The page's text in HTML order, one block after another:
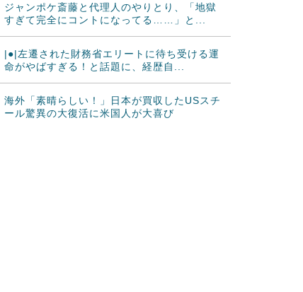
ジャンポケ斎藤と代理人のやりとり、「地獄
すぎて完全にコントになってる……」と...
|●|左遷された財務省エリートに待ち受ける運
命がやばすぎる！と話題に、経歴自...
海外「素晴らしい！」日本が買収したUSスチ
ール驚異の大復活に米国人が大喜び